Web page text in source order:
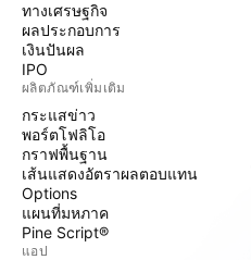
ทางเศรษฐกิจ
ผลประกอบการ
เงินปันผล
IPO
ผลิตภัณฑ์เพิ่มเติม
กระแสข่าว
พอร์ตโฟลิโอ
กราฟพื้นฐาน
เส้นแสดงอัตราผลตอบแทน
Options
แผนที่มหภาค
Pine Script®
แอป